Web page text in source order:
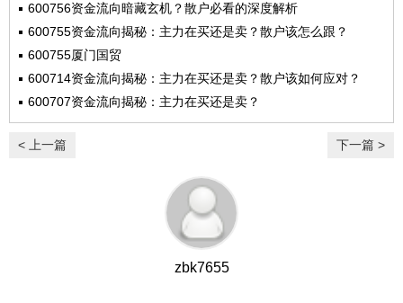
600756资金流向暗藏玄机？散户必看的深度解析
600755资金流向揭秘：主力在买还是卖？散户该怎么跟？
600755厦门国贸
600714资金流向揭秘：主力在买还是卖？散户该如何应对？
600707资金流向揭秘：主力在买还是卖？
< 上一篇 下一篇 >
zbk7655